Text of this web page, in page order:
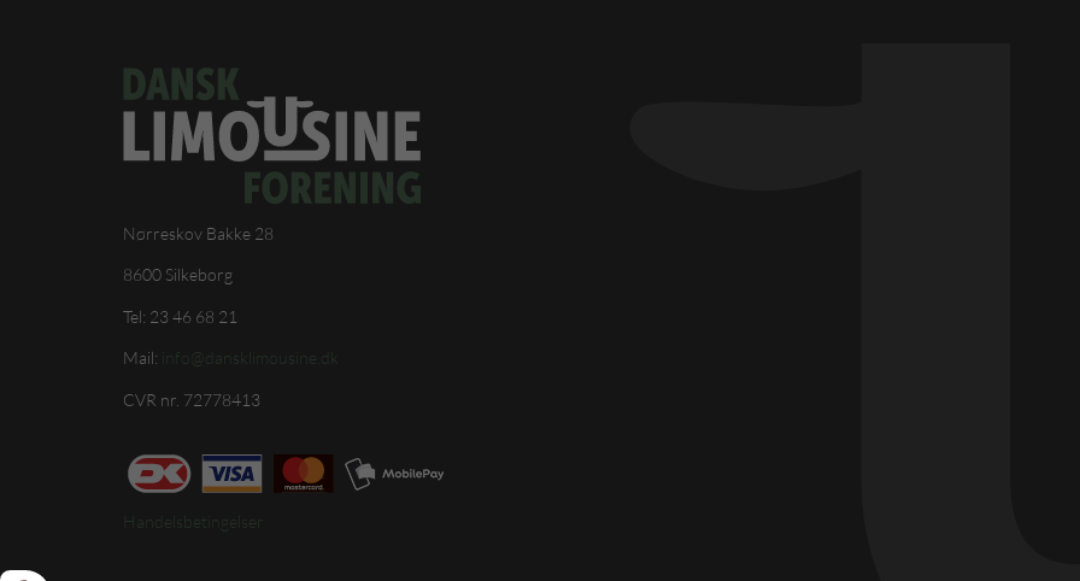
Nørreskov Bakke 28
8600 Silkeborg
Tel: 23 46 68 21
Mail: info@dansklimousine.dk
CVR nr. 72778413
Handelsbetingelser